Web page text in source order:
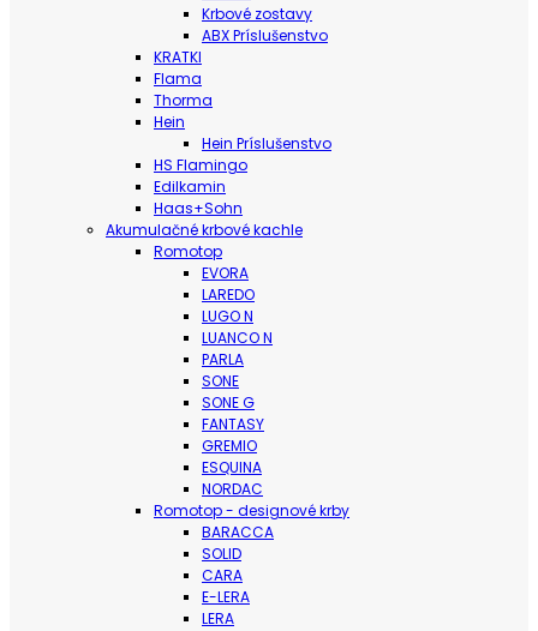
Krbové zostavy
ABX Príslušenstvo
KRATKI
Flama
Thorma
Hein
Hein Príslušenstvo
HS Flamingo
Edilkamin
Haas+Sohn
Akumulačné krbové kachle
Romotop
EVORA
LAREDO
LUGO N
LUANCO N
PARLA
SONE
SONE G
FANTASY
GREMIO
ESQUINA
NORDAC
Romotop - designové krby
BARACCA
SOLID
CARA
E-LERA
LERA